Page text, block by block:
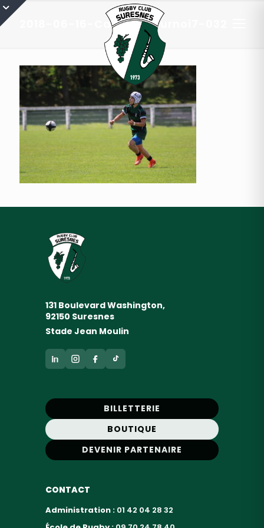
2018-06-16-Cadets-Tournoi7-032
131 Boulevard Washington,
92150 Suresnes
Stade Jean Moulin
BILLETTERIE
BOUTIQUE
DEVENIR PARTENAIRE
CONTACT
Administration : 01 42 04 28 32